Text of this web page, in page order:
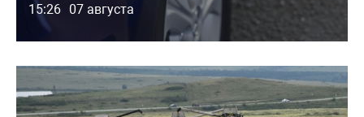
15:26 07 августа